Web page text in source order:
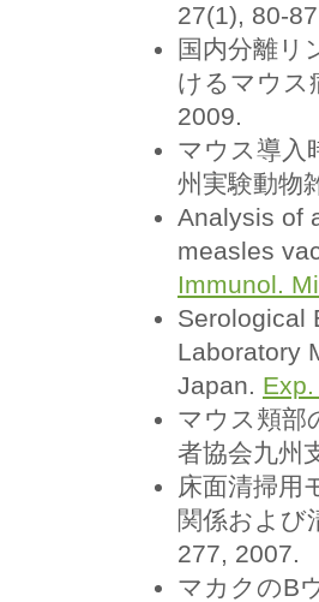
27(1), 80-
国内分離リ
けるマウス
2009.
マウス導入
州実験動物
Analysis of
measles
Immunol.
Serological
Laboratory
Japan.
マウス頬部
者協会九州
床面清掃用
関係および
277, 2007.
マカクのB